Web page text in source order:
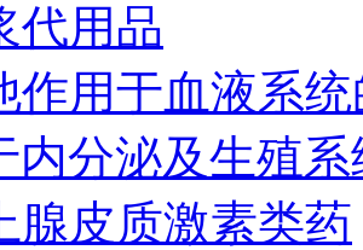
代用品
作用于血液系
内分泌及生殖
腺皮质激素类药